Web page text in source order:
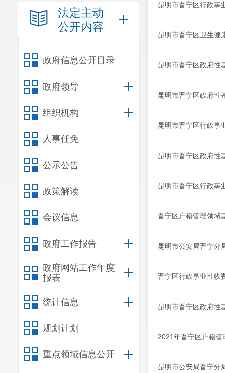
法定主动
公开内容
政府信息公开目录
政府领导
组织机构
人事任免
公示公告
政策解读
会议信息
政府工作报告
政府网站工作年度
报表
统计信息
规划计划
重点领域信息公开
昆明市晋宁区行政事
昆明市晋宁区卫生健
昆明市晋宁区政府性
昆明市晋宁区政府性
昆明市晋宁区行政事
昆明市晋宁区政府性
昆明市晋宁区行政事
晋宁区户籍管理领域
昆明市公安局晋宁分
晋宁区行政事业性收
昆明市晋宁区政府性
2021年晋宁区户籍
昆明市公安局晋宁分